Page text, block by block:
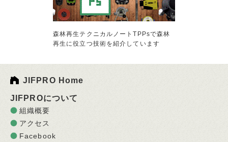
森林再生テクニカルノートTPPsで森林
再生に役立つ技術を紹介しています
JIFPRO Home
JIFPROについて
組織概要
アクセス
Facebook